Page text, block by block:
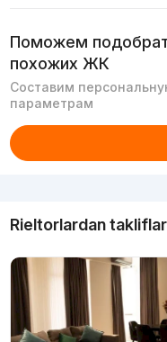
Поможем
похожих ЖК
Составим
параметрам
Rieltorlardan takliflar